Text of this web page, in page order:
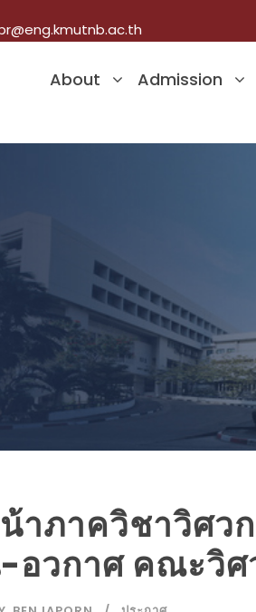
About Admission
าภาควิชาวิศว
อวกาศ คณะวิศ